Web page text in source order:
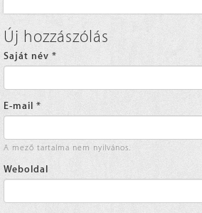
Új hozzászólás
Saját név *
E-mail *
A mező tartalma nem nyilvános.
Weboldal